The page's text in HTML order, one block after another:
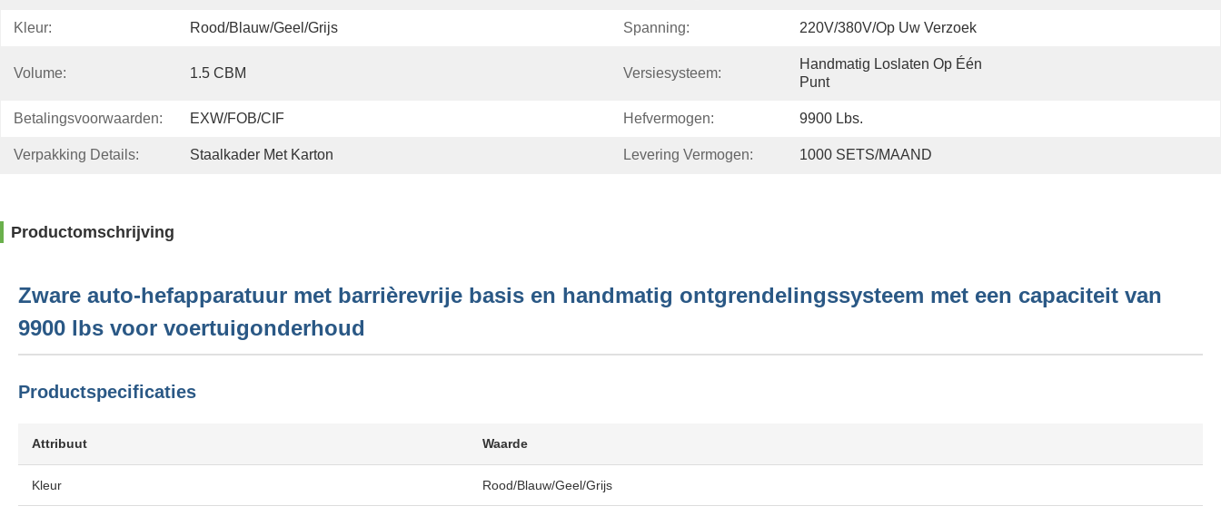
Kleur: Rood/blauw/geel/grijs Spanning: 220V/380V/op Uw Verzoek
Volume: 1.5 CBM Versiesysteem:
Handmatig Loslaten Op Één
Punt
Betalingsvoorwaarden: EXW/FOB/CIF Hefvermogen: 9900 Lbs.
Verpakking Details: Staalkader Met Karton Levering Vermogen: 1000 SETS/MAAND
Productomschrijving
Zware auto-hefapparatuur met barrièrevrije basis en handmatig ontgrendelingssysteem met een capaciteit van
9900 lbs voor voertuigonderhoud
Productspecificaties
Attribuut Waarde
Kleur Rood/Blauw/Geel/Grijs